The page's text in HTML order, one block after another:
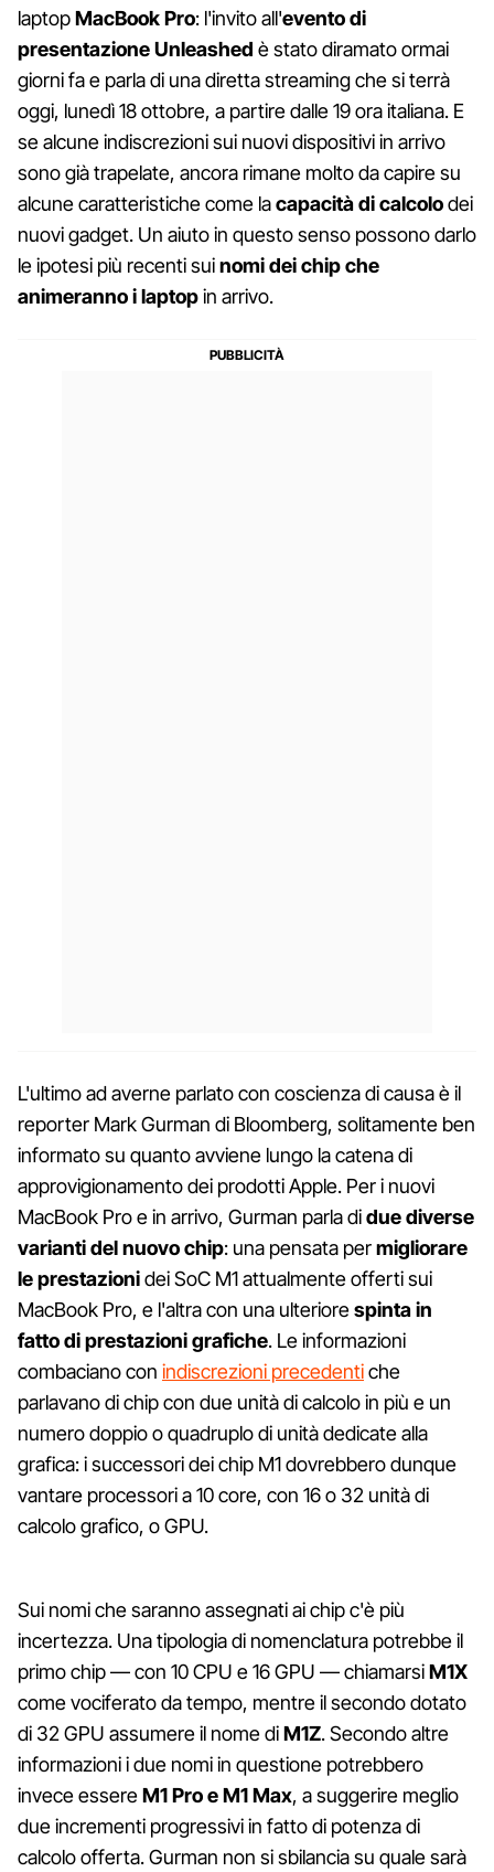
laptopMacBook Pro: l'invito all'evento di
presentazione Unleashed è stato diramato ormai
giorni fa e parla di una diretta streaming che si terrà
oggi, lunedì 18 ottobre, a partire dalle 19 ora italiana. E
se alcune indiscrezioni sui nuovi dispositivi in arrivo
sono già trapelate, ancora rimane molto da capire su
alcune caratteristiche come lacapacità di calcolodei
nuovi gadget. Un aiuto in questo senso possono darlo
le ipotesi più recenti suinomi dei chip che
animeranno i laptopin arrivo.
L'ultimo ad averne parlato con coscienza di causa è il
reporter Mark Gurman di Bloomberg, solitamente ben
informato su quanto avviene lungo la catena di
approvigionamento dei prodotti Apple. Per i nuovi
MacBook Pro e in arrivo, Gurman parla didue diverse
varianti del nuovo chip: una pensata permigliorare
le prestazionidei SoC M1 attualmente offerti sui
MacBook Pro, e l'altra con una ulteriorespinta in
fatto di prestazioni grafiche. Le informazioni
combaciano con indiscrezioni precedentiche
parlavano di chip con due unità di calcolo in più e un
numero doppio o quadruplo di unità dedicate alla
grafica: i successori dei chip M1 dovrebbero dunque
vantare processori a 10 core, con 16 o 32 unità di
calcolo grafico, o GPU.
Sui nomi che saranno assegnati ai chip c'è più
incertezza. Una tipologia di nomenclatura potrebbe il
primo chip — con 10 CPU e 16 GPU — chiamarsiM1X
come vociferato da tempo, mentre il secondo dotato
di 32 GPU assumere il nome diM1Z. Secondo altre
informazioni i due nomi in questione potrebbero
invece essereM1 Pro e M1 Max, a suggerire meglio
due incrementi progressivi in fatto di potenza di
calcolo offerta. Gurman non si sbilancia su quale sarà